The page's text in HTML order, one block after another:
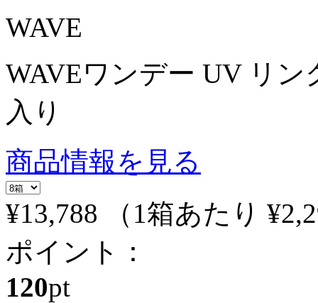
WAVE
WAVEワンデー UV リ
入り
商品情報を見る
¥13,788
（1箱あたり
ポイント：
120pt